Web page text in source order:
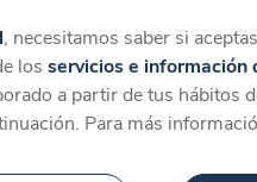
Favoritos Más
, necesitamos saber si
los servicios e información
a partir de tus hábitos
Para más